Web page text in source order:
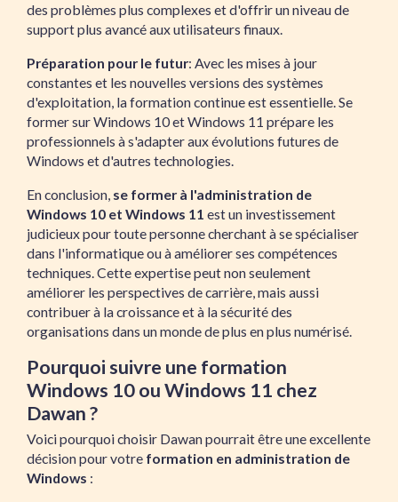
des problèmes plus complexes et d'offrir un niveau de
support plus avancé aux utilisateurs finaux.
Préparation pour le futur: Avec les mises à jour
constantes et les nouvelles versions des systèmes
d'exploitation, la formation continue est essentielle. Se
former sur Windows 10 et Windows 11 prépare les
professionnels à s'adapter aux évolutions futures de
Windows et d'autres technologies.
En conclusion, se former à l'administration de
Windows 10 et Windows 11 est un investissement
judicieux pour toute personne cherchant à se spécialiser
dans l'informatique ou à améliorer ses compétences
techniques. Cette expertise peut non seulement
améliorer les perspectives de carrière, mais aussi
contribuer à la croissance et à la sécurité des
organisations dans un monde de plus en plus numérisé.
Pourquoi suivre une formation
Windows 10 ou Windows 11 chez
Dawan ?
Voici pourquoi choisir Dawan pourrait être une excellente
décision pour votre formation en administration de
Windows :